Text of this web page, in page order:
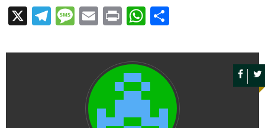
X Telegram
Message
EmailPrintWhatsApp